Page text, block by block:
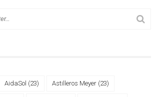
AidaSol (23) Astilleros Meyer (23)